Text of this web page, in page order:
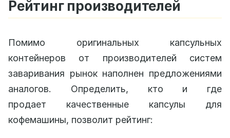
Рейтинг производителей
Помимо оригинальных капсульных
контейнеров от производителей систем
заваривания рынок наполнен предложениями
аналогов. Определить, кто и где
продает качественные капсулы для
кофемашины, позволит рейтинг: